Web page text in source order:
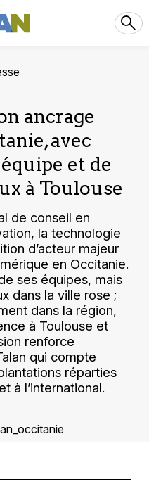
ancrage
avec
et de
à Toulouse
de conseil en
la technologie
d’acteur majeur
en Occitanie.
ses équipes, mais
dans la ville rose ;
dans la région,
à Toulouse et
renforce
qui compte
réparties
à l’international.